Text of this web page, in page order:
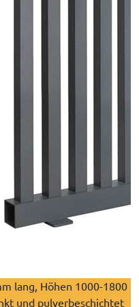
lang, Höhen 1000-1800
und pulverbeschichtet